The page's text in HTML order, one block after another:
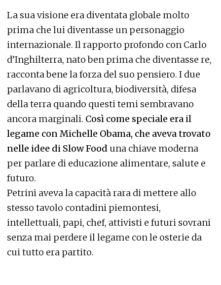
La sua visione era diventata globale molto
prima che lui diventasse un personaggio
internazionale. Il rapporto profondo con Carlo
d’Inghilterra, nato ben prima che diventasse re,
racconta bene la forza del suo pensiero. I due
parlavano di agricoltura, biodiversità, difesa
della terra quando questi temi sembravano
ancora marginali. Così come speciale era il
legame con Michelle Obama, che aveva trovato
nelle idee di Slow Food una chiave moderna
per parlare di educazione alimentare, salute e
futuro.
Petrini aveva la capacità rara di mettere allo
stesso tavolo contadini piemontesi,
intellettuali, papi, chef, attivisti e futuri sovrani
senza mai perdere il legame con le osterie da
cui tutto era partito.